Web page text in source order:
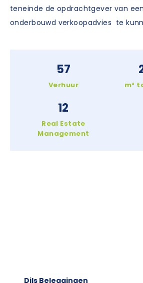
teneinde de opdrachtgever van
onderbouwd verkoopadvies te
57
Verhuur m²
12
Real Estate
Management
Dils Beleggingen